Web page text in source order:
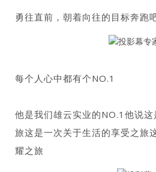
勇往直前，朝着向往的目标奔跑
每个人心中都有个NO.1
他是我们雄云实业的NO.1他说
旅这是一次关于生活的享受之旅
耀之旅